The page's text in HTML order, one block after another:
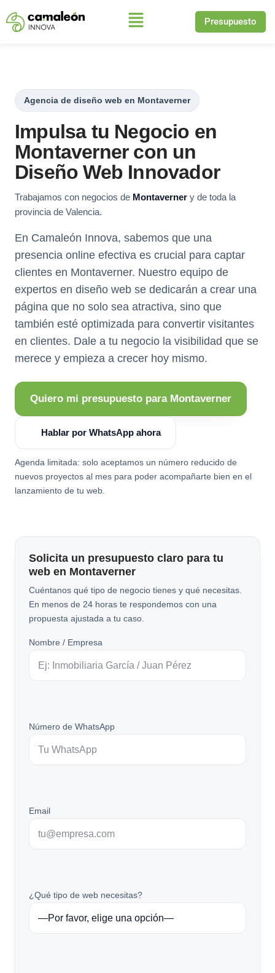
Saltar
Presupuesto
Agencia de diseño web en Montaverner
Impulsa tu Negocio en
Montaverner con un
Diseño Web Innovador
Trabajamos con negocios de Montaverner y de toda la
provincia de Valencia.
En Camaleón Innova, sabemos que una
presencia online efectiva es crucial para captar
clientes en Montaverner. Nuestro equipo de
expertos en diseño web se dedicarán a crear una
página que no solo sea atractiva, sino que
también esté optimizada para convertir visitantes
en clientes. Dale a tu negocio la visibilidad que se
merece y empieza a crecer hoy mismo.
Quiero mi presupuesto para Montaverner
Hablar por WhatsApp ahora
Agenda limitada: solo aceptamos un número reducido de
nuevos proyectos al mes para poder acompañarte bien en el
lanzamiento de tu web.
Solicita un presupuesto claro para tu
web en Montaverner
Cuéntanos qué tipo de negocio tienes y qué necesitas.
En menos de 24 horas te respondemos con una
propuesta ajustada a tu caso.
Nombre / Empresa
Número de WhatsApp
Email
¿Qué tipo de web necesitas?